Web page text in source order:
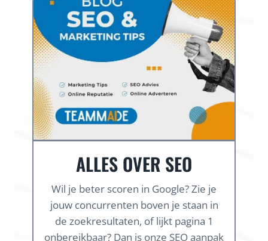
ALLES OVER SEO
Wil je beter scoren in Google? Zie je
jouw concurrenten boven je staan in
de zoekresultaten, of lijkt pagina 1
onbereikbaar? Dan is onze SEO aanpak